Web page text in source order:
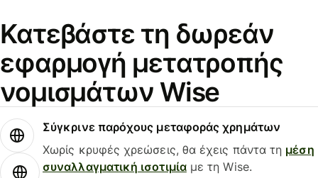
Κατεβάστε τη δωρεάν
εφαρμογή μετατροπής
νομισμάτων Wise
Σύγκρινε παρόχους μεταφοράς χρημάτων
Χωρίς κρυφές χρεώσεις, θα έχεις πάντα τη μέση
συναλλαγματική ισοτιμίαμε τη Wise.